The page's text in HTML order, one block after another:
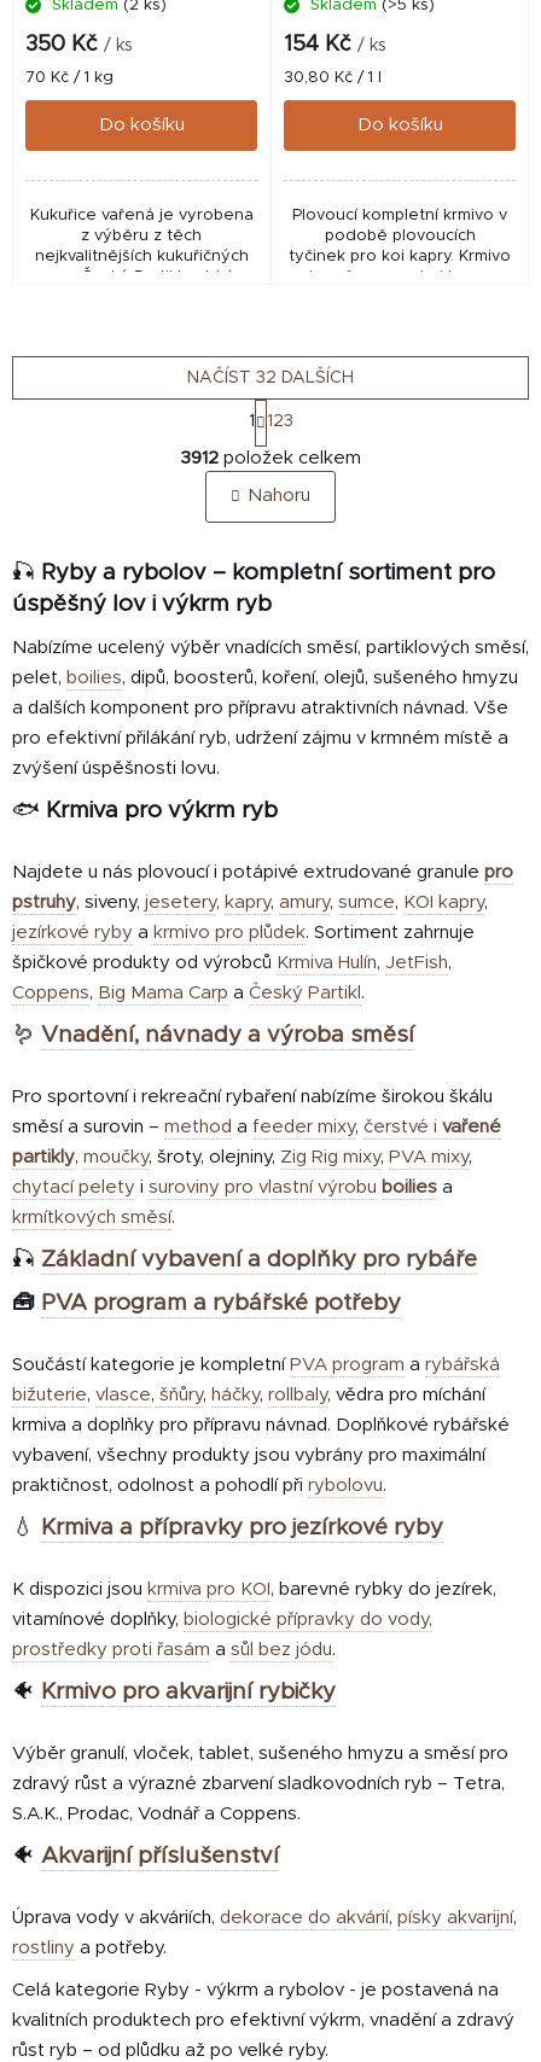
Skladem (2 ks)
350 Kč / ks
Měrná
cena:
70 Kč / 1 kg
Do košíku
Kukuřice vařená je vyrobena
z výběru z těch
nejkvalitnějších kukuřičných
Skladem (>5 ks)
154 Kč / ks
Měrná
cena:
30,80 Kč / 1 l
Do košíku
Plovoucí kompletní krmivo v
podobě plovoucích
tyčinek pro koi kapry. Krmivo
O
v
l
á
a
c
í
r
v
k
ý
i
s
u
NAČÍST 32 DALŠÍCH
S
t
r
á
n
k
v
á
n
í
1 123
3912 položek celkem
Nahoru
🎣 Ryby a rybolov – kompletní sortiment pro
úspěšný lov i výkrm ryb
Nabízíme ucelený výběr vnadících směsí, partiklových směsí,
pelet, boilies, dipů, boosterů, koření, olejů, sušeného hmyzu
a dalších komponent pro přípravu atraktivních návnad. Vše
pro efektivní přilákání ryb, udržení zájmu v krmném místě a
zvýšení úspěšnosti lovu.
🐟 Krmiva pro výkrm ryb
Najdete u nás plovoucí i potápivé extrudované granule pro
pstruhy, siveny, jesetery, kapry, amury, sumce, KOI kapry,
jezírkové ryby a krmivo pro plůdek. Sortiment zahrnuje
špičkové produkty od výrobců Krmiva Hulín, JetFish,
Coppens, Big Mama Carp a Český Partikl .
🪱 Vnadění, návnady a výroba směsí
Pro sportovní i rekreační rybaření nabízíme širokou škálu
směsí a surovin – method a feeder mixy, čerstvé i vařené
partikly, moučky, šroty, olejniny, Zig Rig mixy, PVA mixy,
chytací pelety i suroviny pro vlastní výrobu boilies a
krmítkových směsí.
🎣 Základní vybavení a doplňky pro rybáře
🧰 PVA program a rybářské potřeby
Součástí kategorie je kompletní PVA program a rybářská
bižuterie, vlasce, šňůry, háčky, rollbaly, vědra pro míchání
krmiva a doplňky pro přípravu návnad. Doplňkové rybářské
vybavení, všechny produkty jsou vybrány pro maximální
praktičnost, odolnost a pohodlí při rybolovu.
💧 Krmiva a přípravky pro jezírkové ryby
K dispozici jsou krmiva pro KOI , barevné rybky do jezírek,
vitamínové doplňky, biologické přípravky do vody,
prostředky proti řasám a sůl bez jódu.
🐠 Krmivo pro akvarijní rybičky
Výběr granulí, vloček, tablet, sušeného hmyzu a směsí pro
zdravý růst a výrazné zbarvení sladkovodních ryb – Tetra,
S.A.K., Prodac, Vodnář a Coppens.
🐠 Akvarijní příslušenství
Úprava vody v akváriích, dekorace do akvárií, písky akvarijní,
rostliny a potřeby.
Celá kategorie Ryby - výkrm a rybolov - je postavená na
kvalitních produktech pro efektivní výkrm, vnadění a zdravý
růst ryb – od plůdku až po velké ryby.